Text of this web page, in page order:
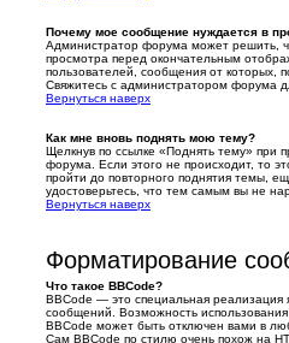
Почему мое сообщение нуждается в
Администратор форума может решить,
просмотра перед окончательным
пользователей, сообщения от
Свяжитесь с администратором форума
Вернуться наверх
Как мне вновь поднять мою тему?
Щелкнув по ссылке «Поднять тему» при
форума. Если этого не происходит, то
пройти до повторного поднятия темы,
удостоверьтесь, что тем самым вы не
Вернуться наверх
Форматирование
Что такое BBCode?
BBCode — это специальная
сообщений. Возможность
BBCode может быть отключен вами в
Сам BBCode по стилю очень похож на